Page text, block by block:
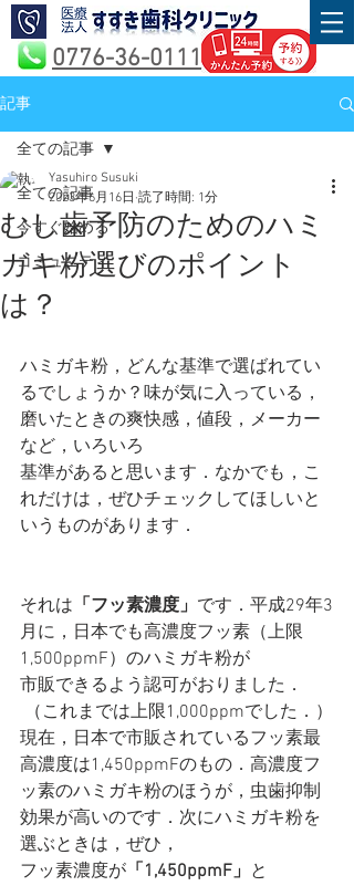
0776-36-0111
記事
全ての記事
今すぐ始める
コミュニティ
全ての記事
むし歯予防のためのハミ
ガキ粉選びのポイント
は？
Yasuhiro Susuki
2023年6月16日 読了時間: 1分
ハミガキ粉，どんな基準で選ばれてい
るでしょうか？味が気に入っている，
磨いたときの爽快感，値段，メーカー
など，いろいろ
基準があると思います．なかでも，こ
れだけは，ぜひチェックしてほしいと
いうものがあります．
それは 「フッ素濃度」 です．平成29年3
月に，日本でも高濃度フッ素（上限
1,500ppmF）のハミガキ粉が
市販できるよう認可がおりました．
（これまでは上限1,000ppmでした．）
現在，日本で市販されているフッ素最
高濃度は1,450ppmFのもの．高濃度フ
ッ素のハミガキ粉のほうが，虫歯抑制
効果が高いのです．次にハミガキ粉を
選ぶときは，ぜひ，
フッ素濃度が 「1,450ppmF」 と